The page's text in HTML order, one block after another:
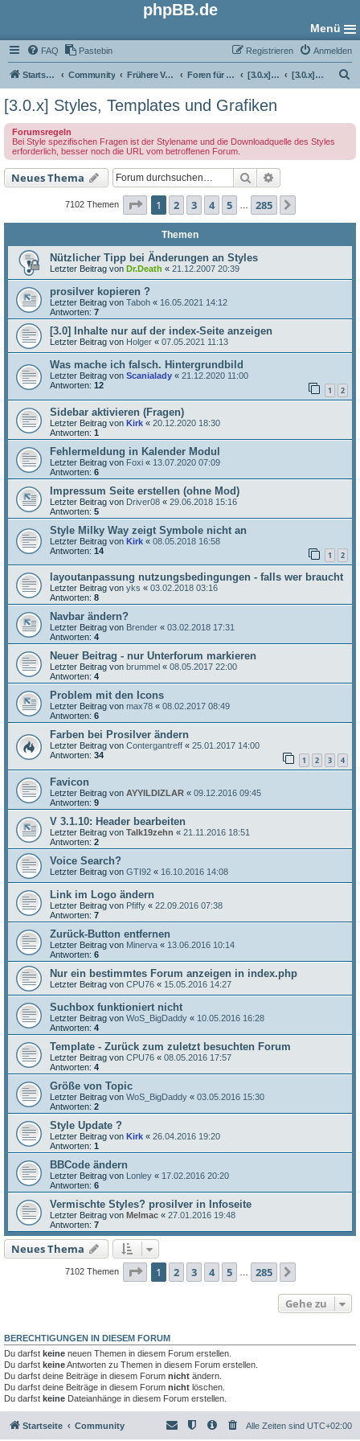
phpBB.de
Menü
FAQ Pastebin Anmelden
Registrieren
Startseite Community Frühere Versionen Foren für phpBB 3.0 [3.0.x] Style-Foren [3.0.x] Styles, Templates und Grafiken
[3.0.x] Styles, Templates und Grafiken
Forumsregeln
Bei Style spezifischen Fragen ist der Stylename und die Downloadquelle des Styles
erforderlich, besser noch die URL vom betroffenen Forum.
Neues Thema Suche
7102 Themen Seite 1von 285
1 2 3 4 5 285
Themen
Nützlicher Tipp bei Änderungen an Styles
Letzter Beitrag von Dr.Death « 21.12.2007 20:39
prosilver kopieren ?
Letzter Beitrag von Taboh « 16.05.2021 14:12
Antworten: 7
[3.0] Inhalte nur auf der index-Seite anzeigen
Letzter Beitrag von Holger « 07.05.2021 11:13
Was mache ich falsch. Hintergrundbild
Letzter Beitrag von Scanialady « 21.12.2020 11:00
Antworten: 12 1 2
Sidebar aktivieren (Fragen)
Letzter Beitrag von Kirk « 20.12.2020 18:30
Antworten: 1
Fehlermeldung in Kalender Modul
Letzter Beitrag von Foxi « 13.07.2020 07:09
Antworten: 6
Impressum Seite erstellen (ohne Mod)
Letzter Beitrag von Driver08 « 29.06.2018 15:16
Antworten: 5
Style Milky Way zeigt Symbole nicht an
Letzter Beitrag von Kirk « 08.05.2018 16:58
Antworten: 14 1 2
layoutanpassung nutzungsbedingungen - falls wer braucht
Letzter Beitrag von yks « 03.02.2018 03:16
Antworten: 8
Navbar ändern?
Letzter Beitrag von Brender « 03.02.2018 17:31
Antworten: 4
Neuer Beitrag - nur Unterforum markieren
Letzter Beitrag von brummel « 08.05.2017 22:00
Antworten: 4
Problem mit den Icons
Letzter Beitrag von max78 « 08.02.2017 08:49
Antworten: 6
Farben bei Prosilver ändern
Letzter Beitrag von Contergantreff « 25.01.2017 14:00
Antworten: 34 1 2 3 4
Favicon
Letzter Beitrag von AYYILDIZLAR « 09.12.2016 09:45
Antworten: 9
V 3.1.10: Header bearbeiten
Letzter Beitrag von Talk19zehn « 21.11.2016 18:51
Antworten: 2
Voice Search?
Letzter Beitrag von GTI92 « 16.10.2016 14:08
Link im Logo ändern
Letzter Beitrag von Pfiffy « 22.09.2016 07:38
Antworten: 7
Zurück-Button entfernen
Letzter Beitrag von Minerva « 13.06.2016 10:14
Antworten: 6
Nur ein bestimmtes Forum anzeigen in index.php
Letzter Beitrag von CPU76 « 15.05.2016 14:27
Suchbox funktioniert nicht
Letzter Beitrag von WoS_BigDaddy « 10.05.2016 16:28
Antworten: 4
Template - Zurück zum zuletzt besuchten Forum
Letzter Beitrag von CPU76 « 08.05.2016 17:57
Antworten: 4
Größe von Topic
Letzter Beitrag von WoS_BigDaddy « 03.05.2016 15:30
Antworten: 2
Style Update ?
Letzter Beitrag von Kirk « 26.04.2016 19:20
Antworten: 1
BBCode ändern
Letzter Beitrag von Lonley « 17.02.2016 20:20
Antworten: 6
Vermischte Styles? prosilver in Infoseite
Letzter Beitrag von Melmac « 27.01.2016 19:48
Antworten: 7
Neues Thema
7102 Themen Seite 1von 285
1 2 3 4 5 285
Gehe zu
BERECHTIGUNGEN IN DIESEM FORUM
Du darfst keine neuen Themen in diesem Forum erstellen.
Du darfst keineAntworten zu Themen in diesem Forum erstellen.
Du darfst deine Beiträge in diesem Forum nicht ändern.
Du darfst deine Beiträge in diesem Forum nicht löschen.
Du darfst keine Dateianhänge in diesem Forum erstellen.
Startseite Community Alle Zeiten sind UTC+02:00